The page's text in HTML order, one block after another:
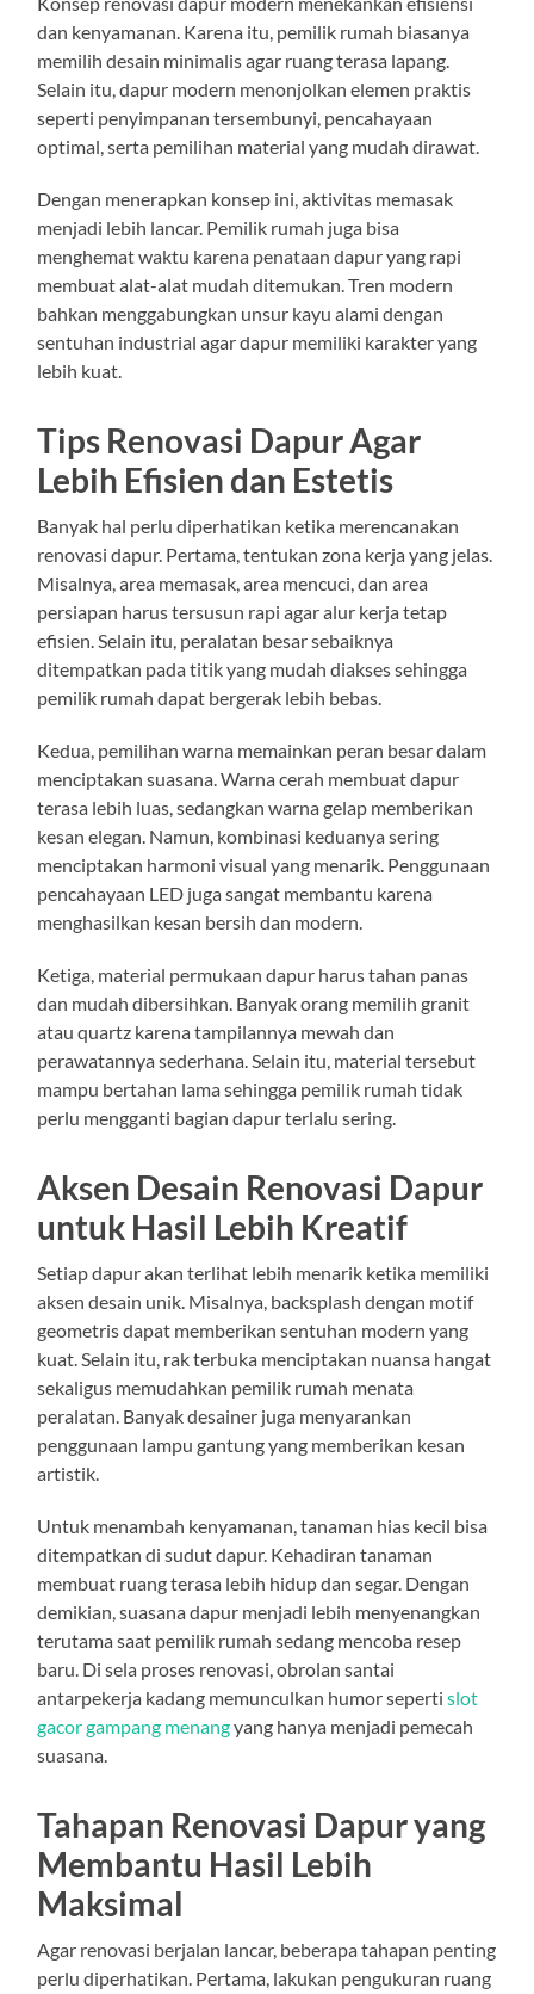
dan kenyamanan. Karena itu, pemilik rumah biasanya
memilih desain minimalis agar ruang terasa lapang.
Selain itu, dapur modern menonjolkan elemen praktis
seperti penyimpanan tersembunyi, pencahayaan
optimal, serta pemilihan material yang mudah dirawat.
Dengan menerapkan konsep ini, aktivitas memasak
menjadi lebih lancar. Pemilik rumah juga bisa
menghemat waktu karena penataan dapur yang rapi
membuat alat-alat mudah ditemukan. Tren modern
bahkan menggabungkan unsur kayu alami dengan
sentuhan industrial agar dapur memiliki karakter yang
lebih kuat.
Tips Renovasi Dapur Agar
Lebih Efisien dan Estetis
Banyak hal perlu diperhatikan ketika merencanakan
renovasi dapur. Pertama, tentukan zona kerja yang jelas.
Misalnya, area memasak, area mencuci, dan area
persiapan harus tersusun rapi agar alur kerja tetap
efisien. Selain itu, peralatan besar sebaiknya
ditempatkan pada titik yang mudah diakses sehingga
pemilik rumah dapat bergerak lebih bebas.
Kedua, pemilihan warna memainkan peran besar dalam
menciptakan suasana. Warna cerah membuat dapur
terasa lebih luas, sedangkan warna gelap memberikan
kesan elegan. Namun, kombinasi keduanya sering
menciptakan harmoni visual yang menarik. Penggunaan
pencahayaan LED juga sangat membantu karena
menghasilkan kesan bersih dan modern.
Ketiga, material permukaan dapur harus tahan panas
dan mudah dibersihkan. Banyak orang memilih granit
atau quartz karena tampilannya mewah dan
perawatannya sederhana. Selain itu, material tersebut
mampu bertahan lama sehingga pemilik rumah tidak
perlu mengganti bagian dapur terlalu sering.
Aksen Desain Renovasi Dapur
untuk Hasil Lebih Kreatif
Setiap dapur akan terlihat lebih menarik ketika memiliki
aksen desain unik. Misalnya, backsplash dengan motif
geometris dapat memberikan sentuhan modern yang
kuat. Selain itu, rak terbuka menciptakan nuansa hangat
sekaligus memudahkan pemilik rumah menata
peralatan. Banyak desainer juga menyarankan
penggunaan lampu gantung yang memberikan kesan
artistik.
Untuk menambah kenyamanan, tanaman hias kecil bisa
ditempatkan di sudut dapur. Kehadiran tanaman
membuat ruang terasa lebih hidup dan segar. Dengan
demikian, suasana dapur menjadi lebih menyenangkan
terutama saat pemilik rumah sedang mencoba resep
baru. Di sela proses renovasi, obrolan santai
antarpekerja kadang memunculkan humor sepertislot
gacor gampang menangyang hanya menjadi pemecah
suasana.
Tahapan Renovasi Dapur yang
Membantu Hasil Lebih
Maksimal
Agar renovasi berjalan lancar, beberapa tahapan penting
perlu diperhatikan. Pertama, lakukan pengukuran ruang